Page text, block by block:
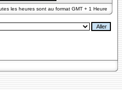
les heures sont au format GMT + 1 Heure